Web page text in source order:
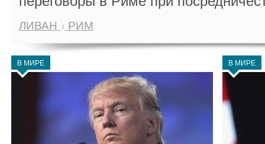
ЛИВАН РИМ
В МИРЕ В МИРЕ